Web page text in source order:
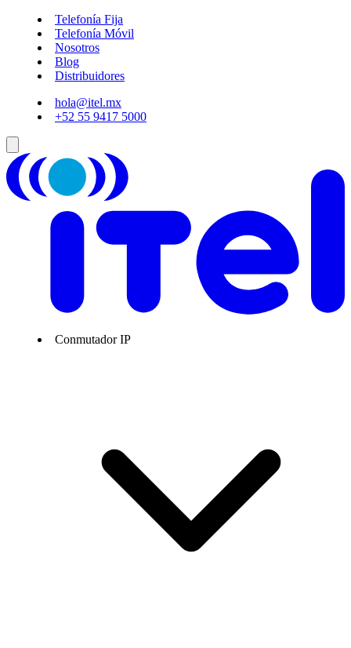
Telefonía Fija
Telefonía Móvil
Nosotros
Blog
Distribuidores
hola@itel.mx
+52 55 9417 5000
Conmutador IP